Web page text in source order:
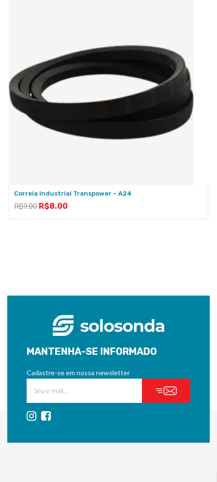
Correia Industrial Transpower – A24
R$9.00 R$8.00
MANTENHA-SE INFORMADO
Cadastre-se em nossa newsletter